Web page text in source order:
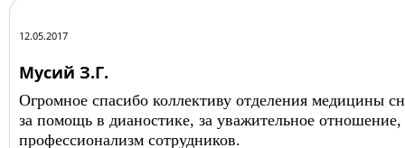
12.05.2017
Мусий З.Г.
Огромное спасибо коллективу отделения медицины
за помощь в дианостике, за уважительное отношение,
профессионализм сотрудников.